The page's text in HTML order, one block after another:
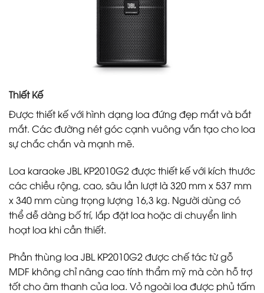
Thiết Kế
Được thiết kế với hình dạng loa đứng đẹp mắt và bắt
mắt. Các đường nét góc cạnh vuông vắn tạo cho loa
sự chắc chắn và mạnh mẽ.
Loa karaoke JBL KP2010G2 được thiết kế với kích thước
các chiều rộng, cao, sâu lần lượt là 320 mm x 537 mm
x 340 mm cùng trọng lượng 16,3 kg. Người dùng có
thể dễ dàng bố trí, lắp đặt loa hoặc di chuyển linh
hoạt loa khi cần thiết.
Phần thùng loa JBL KP2010G2 được chế tác từ gỗ
MDF không chỉ nâng cao tính thẩm mỹ mà còn hỗ trợ
tốt cho âm thanh của loa. Vỏ ngoài loa được phủ tấm